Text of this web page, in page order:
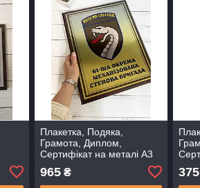
Плакетка, Подяка,
Грамота, Диплом,
Сертифікат на металі А3
965₴ 375